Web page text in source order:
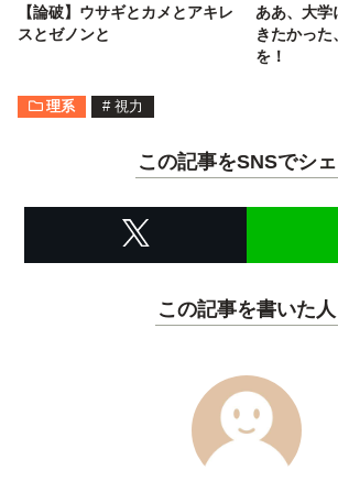
【論破】ウサギとカメとアキレ
スとゼノンと
ああ、大学
きたかっ
を！
理系 # 視力
この記事をSNSでシ
この記事を書いた人